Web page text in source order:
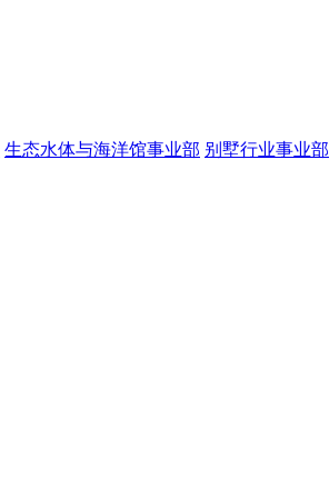
生态水体与海洋馆事业部 别墅行业事业部